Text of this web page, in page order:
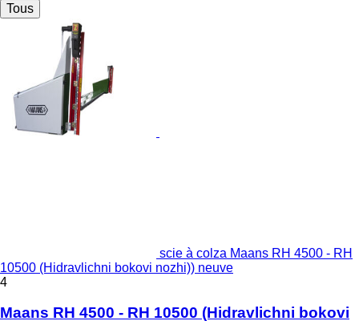
Tous
scie à colza Maans RH 4500 - RH
10500 (Hidravlichni bokovi nozhi)) neuve
4
Maans RH 4500 - RH 10500 (Hidravlichni bokovi